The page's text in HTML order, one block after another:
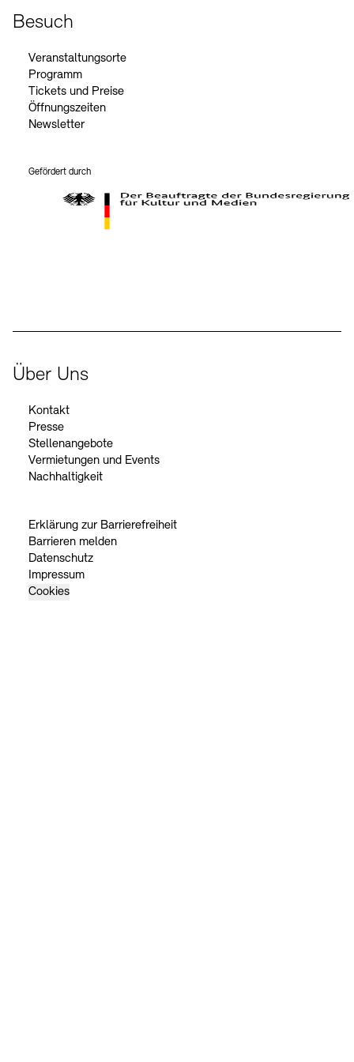
Besuch
Veranstaltungsorte
Programm
Tickets und Preise
Öffnungszeiten
Newsletter
Gefördert durch
Über Uns
Kontakt
Presse
Stellenangebote
Vermietungen und Events
Nachhaltigkeit
Erklärung zur Barrierefreiheit
Barrieren melden
Datenschutz
Impressum
Cookies